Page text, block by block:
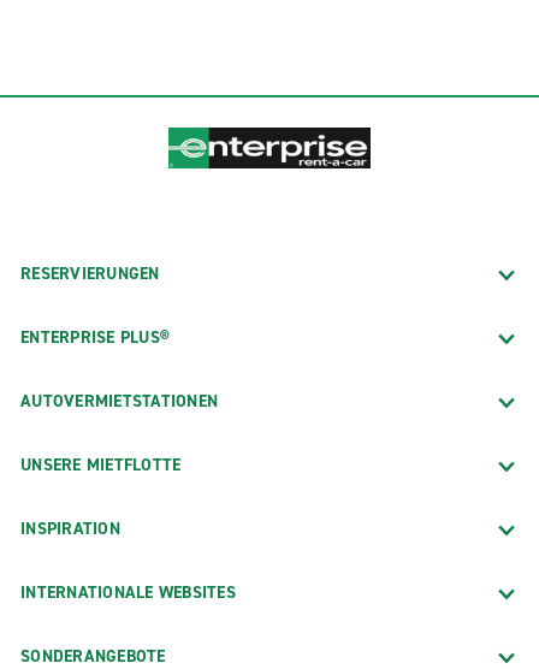
RESERVIERUNGEN
ENTERPRISE PLUS®
AUTOVERMIETSTATIONEN
UNSERE MIETFLOTTE
INSPIRATION
INTERNATIONALE WEBSITES
SONDERANGEBOTE